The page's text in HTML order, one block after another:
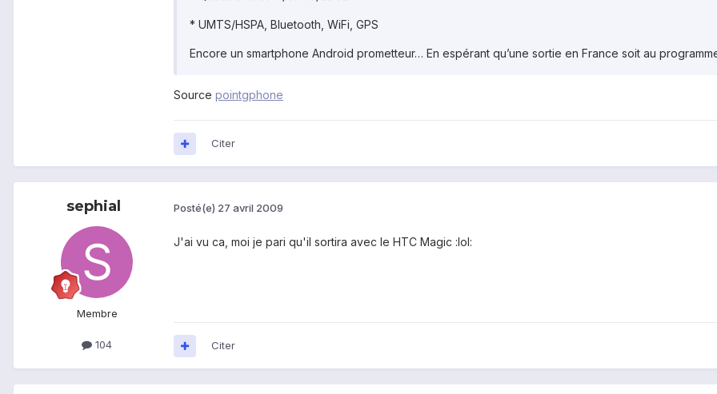
* UMTS/HSPA, Bluetooth, WiFi, GPS
Encore un smartphone Android prometteur… En espérant qu’une sortie en France soit au
Source pointgphone
Citer
sephial
Membre
104
Posté(e) 27 avril 2009
J'ai vu ca, moi je pari qu'il sortira avec le HTC Magic :lol:
Citer